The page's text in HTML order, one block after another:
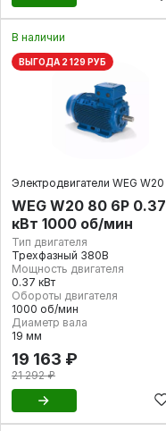
В наличии
ВЫГОДА 2 129 РУБ
Электродвигатели WEG W20
WEG W20 80 6P 0.37
кВт 1000 об/мин
Тип двигателя
Трехфазный 380В
Мощность двигателя
0.37 кВт
Обороты двигателя
1000 об/мин
Диаметр вала
19 мм
19 163 ₽
21 292 ₽